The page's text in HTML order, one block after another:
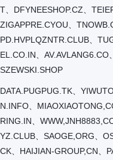
T、DFYNEESHOP.CZ、
ZIGAPPRE.CYOU、
PD.HVPLQZNTR.CLUB、
EL.CO.IN、
SZEWSKI.SHOP
DATA.PUGPUG.TK、
N.INFO、
RING.IN、
YZ.CLUB、SAOGE,ORG、
CK、HAIJIAN-GROUP,CN、